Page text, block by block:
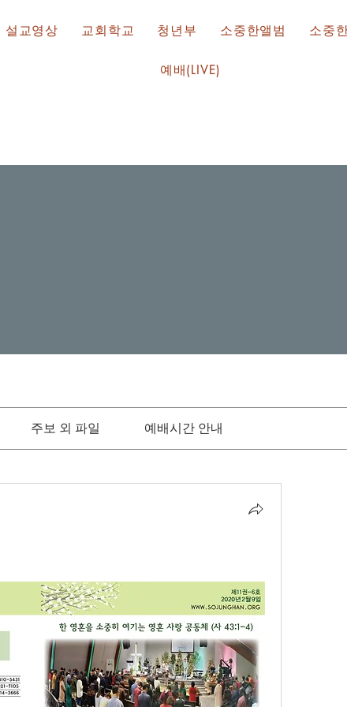
설교영상 교회학교 청년부 소중한앨범 소중
예배(LIVE)
주보 외 파일 예배시간 안내